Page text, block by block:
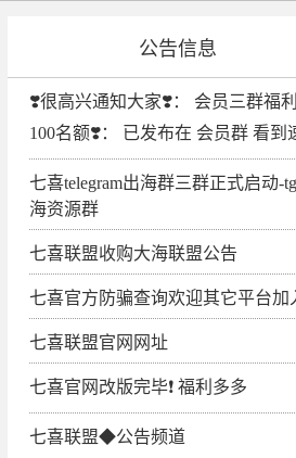
公告信息
❣️很高兴通知大家❣️： 会员三群福
100名额❣️： 已发布在 会员群 看到
七喜telegram出海群三群正式启动-
海资源群
七喜联盟收购大海联盟公告
七喜官方防骗查询欢迎其它平台加
七喜联盟官网网址
七喜官网改版完毕❗️ 福利多多
七喜联盟◆公告频道